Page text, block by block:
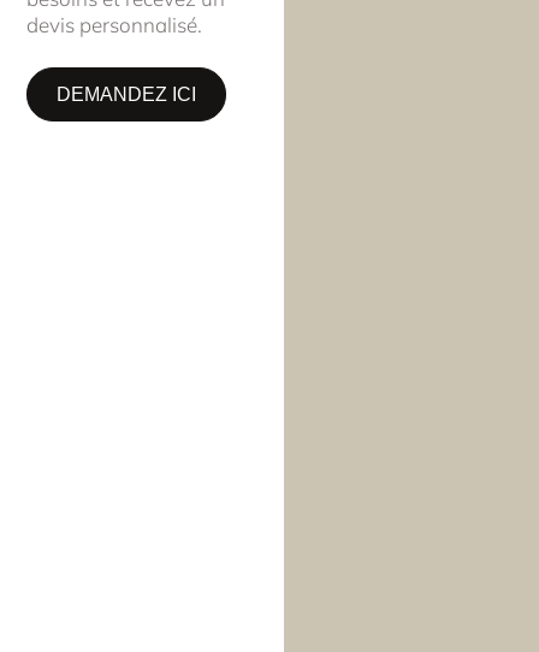
devis personnalisé.
DEMANDEZ ICI